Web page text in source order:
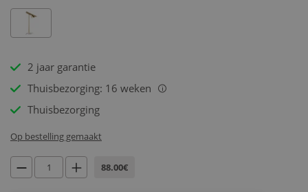
2 jaar garantie
Thuisbezorging: 16 weken
i
Thuisbezorging
Op bestelling gemaakt
88.00€